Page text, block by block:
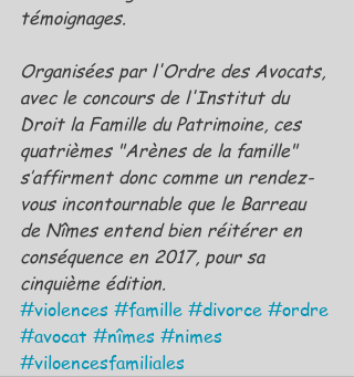
témoignages.
Organisées par l'Ordre des Avocats,
avec le concours de l'Institut du
Droit la Famille du Patrimoine, ces
quatrièmes "Arènes de la famille"
s’affirment donc comme un rendez-
vous incontournable que le Barreau
de Nîmes entend bien réitérer en
conséquence en 2017, pour sa
cinquième édition.
#violences #famille #divorce #ordre
#avocat #nîmes #nimes
#viloencesfamiliales